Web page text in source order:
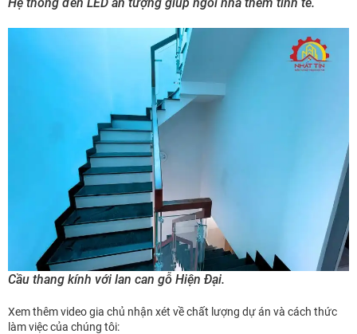
Cầu thang kính với lan can gỗ Hiện Đại.
Xem thêm video gia chủ nhận xét về chất lượng dự án và cách thức
làm việc của chúng tôi: